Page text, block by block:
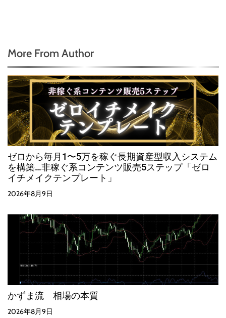
More From Author
ゼロから毎月1〜5万を稼ぐ長期資産型収入システム
を構築…非稼ぐ系コンテンツ販売5ステップ「ゼロ
イチメイクテンプレート」
2026年8月9日
かずま流 相場の本質
2026年8月9日